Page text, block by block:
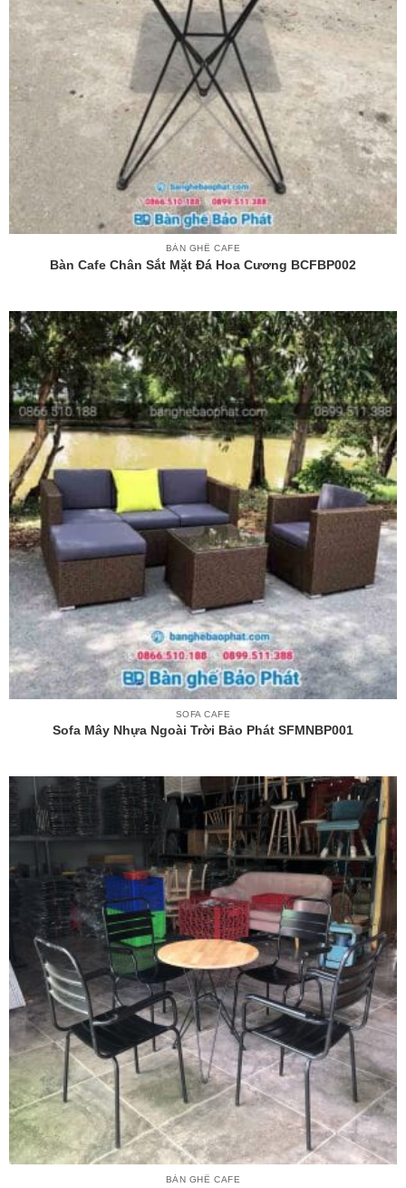
BÀN GHẾ CAFE
Bàn Cafe Chân Sắt Mặt Đá Hoa Cương BCFBP002
SOFA CAFE
Sofa Mây Nhựa Ngoài Trời Bảo Phát SFMNBP001
BÀN GHẾ CAFE